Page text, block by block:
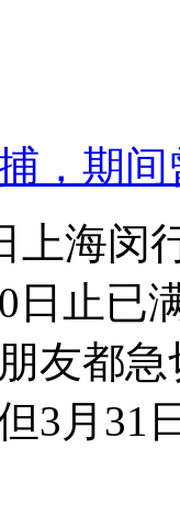
，期
上海
日止已
友都
3月31